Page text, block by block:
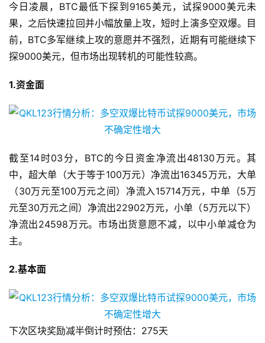
今日凌晨，BTC最低下探到9165美元，试探9000美元未
果，之后快速拉回并小幅放量上攻，短时上演多空双爆。目
前，BTC多军继续上攻的意愿并不强烈，近期有可能继续下
探9000美元，但市场出现转机的可能性较高。
1.资金面
截至14时03分，BTC的今日资金净流出48130万元。其
中，超大单（大于等于100万元）净流出16345万元，大单
（30万元至100万元之间）净流入15714万元，中单（5万
元至30万元之间）净流出22902万元，小单（5万元以下）
净流出24598万元。市场出货意愿不减，以中小单减仓为
主。
2.基本面
下次区块奖励减半倒计时预估：275天